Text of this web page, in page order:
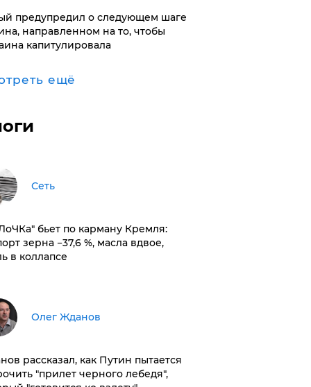
предупредил о следующем шаге
направленном на то, чтобы
капитулировала
ещё
Сеть
бьет по карману Кремля:
зерна −37,6 %, масла вдвое,
в коллапсе
Олег Жданов
рассказал, как Путин пытается
"прилет черного лебедя",